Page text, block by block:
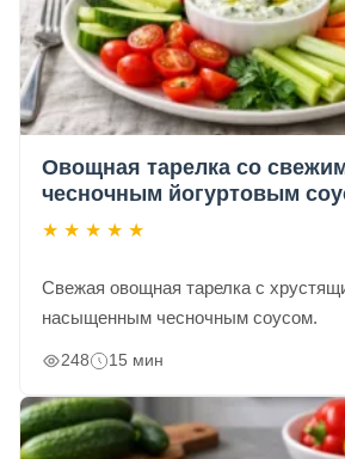
Овощная тарелка со
чесночным йогуртовым
★ ★ ★ ★ ★
Свежая овощная тарелка с
насыщенным чесночным соусом.
248 15 мин